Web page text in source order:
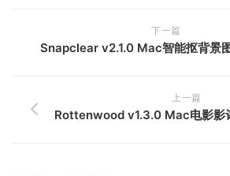
下一篇
Snapclear v2.1.0 Mac智能抠背景
上一篇
Rottenwood v1.3.0 Mac电影影